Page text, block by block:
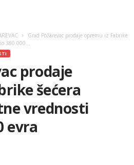
Grad Požarevac prodaje opremu iz Fabrike
380.000...
prodaje
šećera
vrednosti
evra